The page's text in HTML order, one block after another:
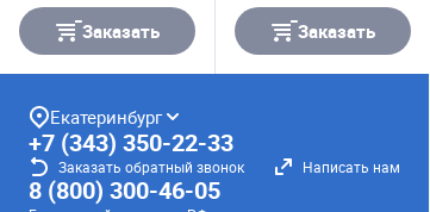
Заказать
Заказать
Екатеринбург
+7 (343) 350-22-33
Заказать обратный звонок Написать нам
8 (800) 300-46-05